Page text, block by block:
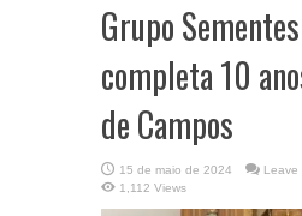
Grupo
completa 10
de Campos
15 de maio de 2024
Leave
1,112 Views